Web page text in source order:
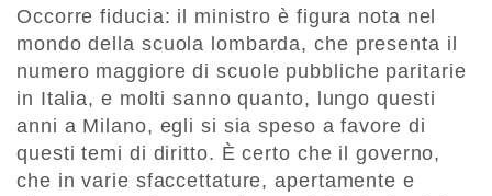
Occorre fiducia: il ministro è figura nota nel
mondo della scuola lombarda, che presenta il
numero maggiore di scuole pubbliche paritarie
in Italia, e molti sanno quanto, lungo questi
anni a Milano, egli si sia speso a favore di
questi temi di diritto. È certo che il governo,
che in varie sfaccettature, apertamente e